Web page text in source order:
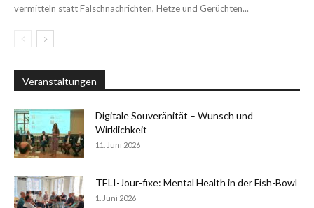
vermitteln statt Falschnachrichten, Hetze und Gerüchten...
Veranstaltungen
Digitale Souveränität – Wunsch und
Wirklichkeit
11. Juni 2026
TELI-Jour-fixe: Mental Health in der Fish-Bowl
1. Juni 2026